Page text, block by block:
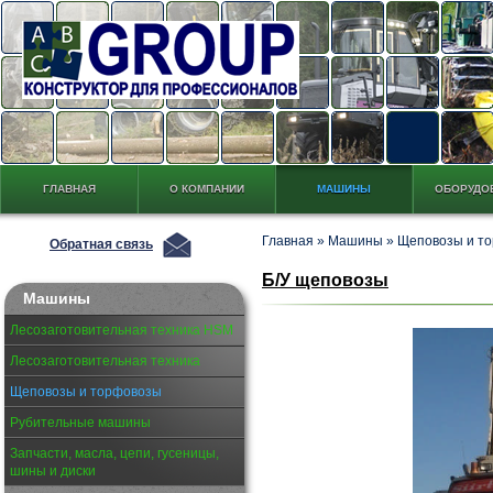
ГЛАВНАЯ О КОМПАНИИ МАШИНЫ
Обратная связь
Машины
Лесозаготовительная техника HSM
Лесозаготовительная техника
Щеповозы и торфовозы
Рубительные машины
Запчасти, масла, цепи, гусеницы,
шины и диски
Главная » Машины » Щеповозы и
Б/У щеповозы